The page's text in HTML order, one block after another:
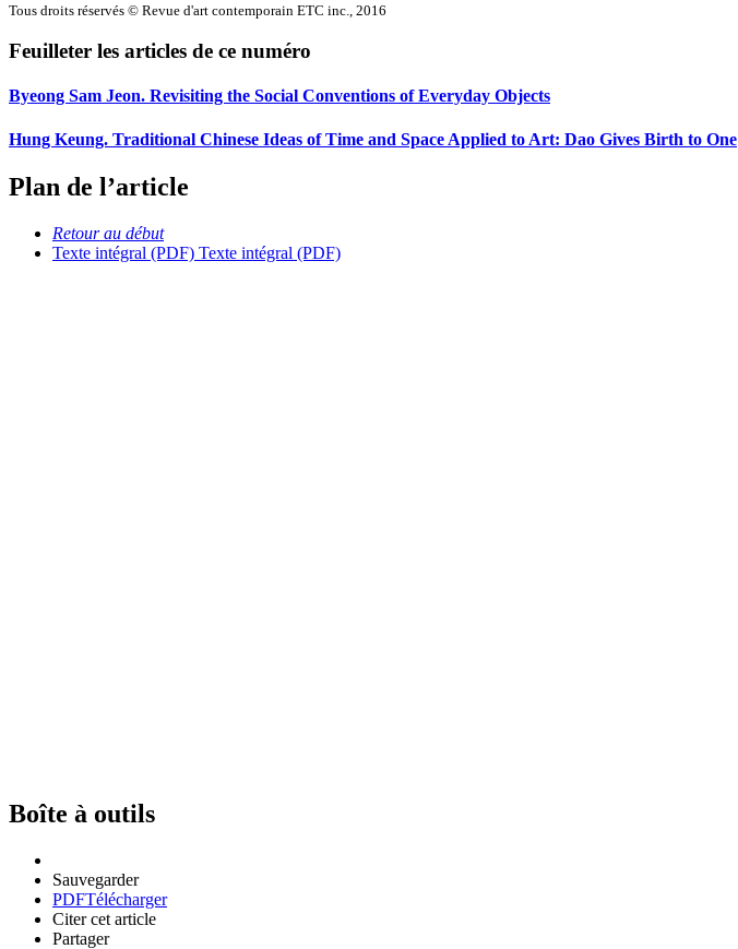
Tous droits réservés © Revue d'art contemporain ETC inc., 2016
Feuilleter les articles de ce numéro
Byeong Sam Jeon. Revisiting the Social Conventions of Everyday Objects
Hung Keung. Traditional Chinese Ideas of Time and Space Applied to Art: Dao Gives Birth to One
Plan de l’article
Retour au début
Texte intégral (PDF) Texte intégral (PDF)
Boîte à outils
Sauvegarder
PDFTélécharger
Citer cet article
Partager